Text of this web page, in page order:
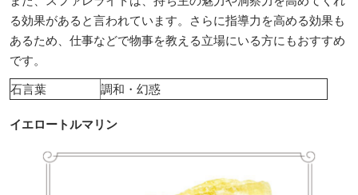
る効果があると言われています。さらに指導力を高める効果も
あるため、仕事などで物事を教える立場にいる方にもおすすめ
です。
石言葉
調和・幻惑
イエロートルマリン